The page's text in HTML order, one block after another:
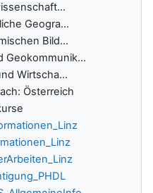
Geogra...
Bild...
Geokommunik...
Wirtscha...
Österreich